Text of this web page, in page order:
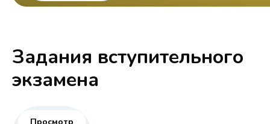
Задания вступительного
экзамена